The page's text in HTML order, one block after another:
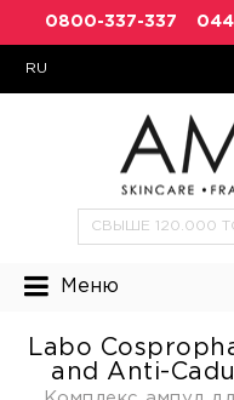
0800-337-337
RU
Меню
Labo
and Anti-